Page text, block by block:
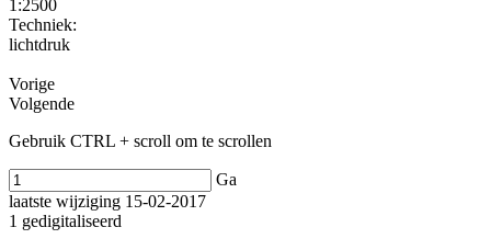
1:2500
Techniek:
lichtdruk
Vorige
Volgende
Gebruik CTRL + scroll om te scrollen
Ga
laatste wijziging 15-02-2017
1 gedigitaliseerd